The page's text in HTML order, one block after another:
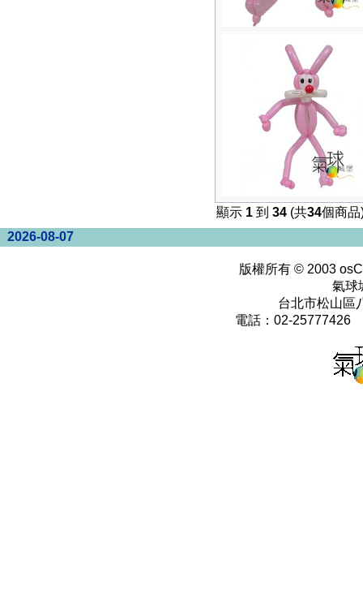
顯示 1 到 34 (共34個商品
2026-08-07
版權所有 © 2003
氣球
台北市松山區
電話：02-25777426